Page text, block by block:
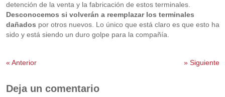
detención de la venta y la fabricación de estos terminales.
Desconocemos si volverán a reemplazar los terminales
dañados por otros nuevos. Lo único que está claro es que esto ha
sido y está siendo un duro golpe para la compañía.
« Anterior »Siguiente
Deja un comentario